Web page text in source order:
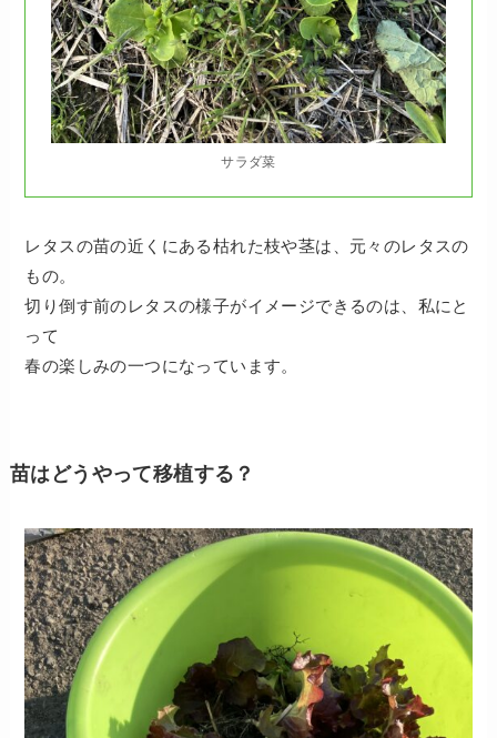
サラダ菜
レタスの苗の近くにある枯れた枝や茎は、元々のレタスの
もの。
切り倒す前のレタスの様子がイメージできるのは、私にと
って
春の楽しみの一つになっています。
苗はどうやって移植する？